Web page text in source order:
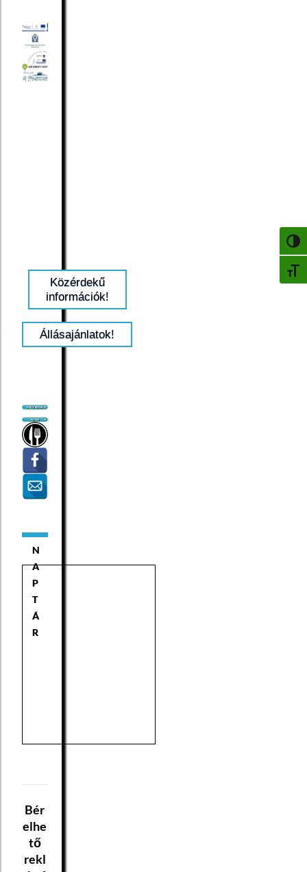
Közérdekű
információk!
Állásajánlatok!
N
A
P
T
Á
R
Bér
elhe
tő
rekl